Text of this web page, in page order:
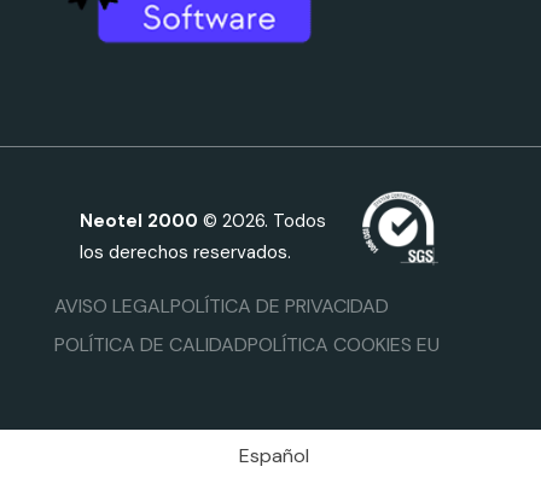
Neotel 2000 © 2026. Todos
los derechos reservados.
AVISO LEGALPOLÍTICA DE PRIVACIDAD
POLÍTICA DE CALIDADPOLÍTICA COOKIES EU
Español